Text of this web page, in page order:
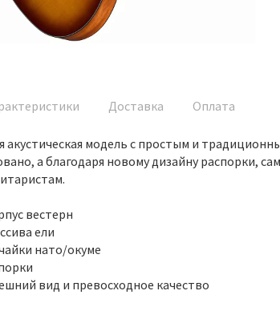
Доставка Оплата
акустическая модель с простым и
а благодаря новому дизайну распорки,
вестерн
ели
нато/окуме
вид и превосходное качество